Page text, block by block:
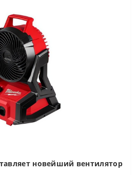
новейший вентилятор